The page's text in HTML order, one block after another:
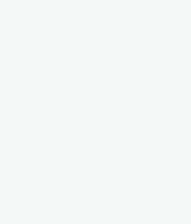
and security features of
user consent for the